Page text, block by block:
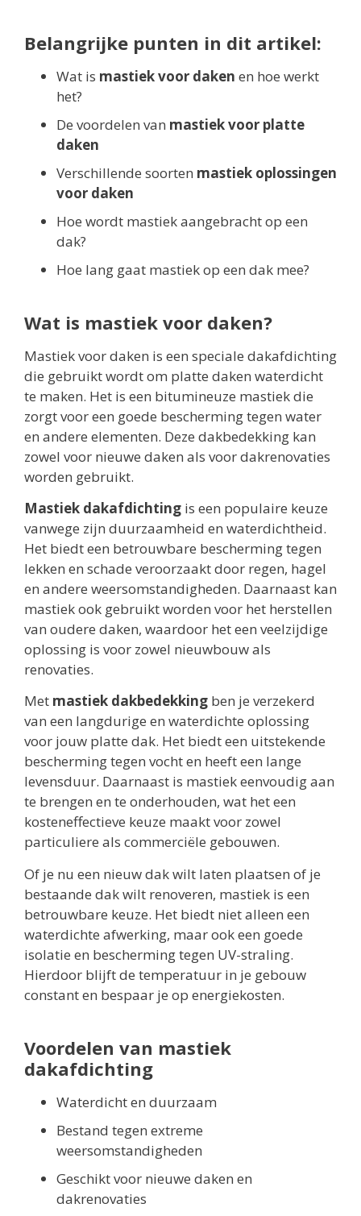
Belangrijke punten in dit artikel:
Wat is mastiek voor daken en hoe werkt
het?
De voordelen van mastiek voor platte
daken
Verschillende soorten mastiek oplossingen
voor daken
Hoe wordt mastiek aangebracht op een
dak?
Hoe lang gaat mastiek op een dak mee?
Wat is mastiek voor daken?
Mastiek voor daken is een speciale dakafdichting
die gebruikt wordt om platte daken waterdicht
te maken. Het is een bitumineuze mastiek die
zorgt voor een goede bescherming tegen water
en andere elementen. Deze dakbedekking kan
zowel voor nieuwe daken als voor dakrenovaties
worden gebruikt.
Mastiek dakafdichting is een populaire keuze
vanwege zijn duurzaamheid en waterdichtheid.
Het biedt een betrouwbare bescherming tegen
lekken en schade veroorzaakt door regen, hagel
en andere weersomstandigheden. Daarnaast kan
mastiek ook gebruikt worden voor het herstellen
van oudere daken, waardoor het een veelzijdige
oplossing is voor zowel nieuwbouw als
renovaties.
Met mastiek dakbedekking ben je verzekerd
van een langdurige en waterdichte oplossing
voor jouw platte dak. Het biedt een uitstekende
bescherming tegen vocht en heeft een lange
levensduur. Daarnaast is mastiek eenvoudig aan
te brengen en te onderhouden, wat het een
kosteneffectieve keuze maakt voor zowel
particuliere als commerciële gebouwen.
Of je nu een nieuw dak wilt laten plaatsen of je
bestaande dak wilt renoveren, mastiek is een
betrouwbare keuze. Het biedt niet alleen een
waterdichte afwerking, maar ook een goede
isolatie en bescherming tegen UV-straling.
Hierdoor blijft de temperatuur in je gebouw
constant en bespaar je op energiekosten.
Voordelen van mastiek
dakafdichting
Waterdicht en duurzaam
Bestand tegen extreme
weersomstandigheden
Geschikt voor nieuwe daken en
dakrenovaties